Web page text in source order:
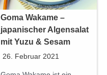
Goma Wakame –
japanischer Algensalat
mit Yuzu & Sesam
26. Februar 2021